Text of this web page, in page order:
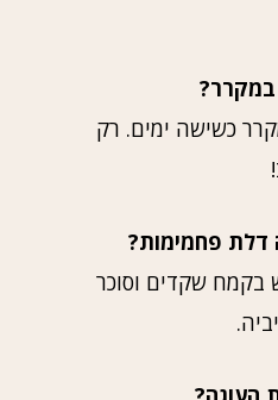
במקרר?
כשישה ימים. רק
דלת פחמימות?
שקדים וסוכר